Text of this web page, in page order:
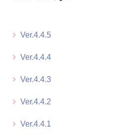
Ver.4.4.5
Ver.4.4.4
Ver.4.4.3
Ver.4.4.2
Ver.4.4.1